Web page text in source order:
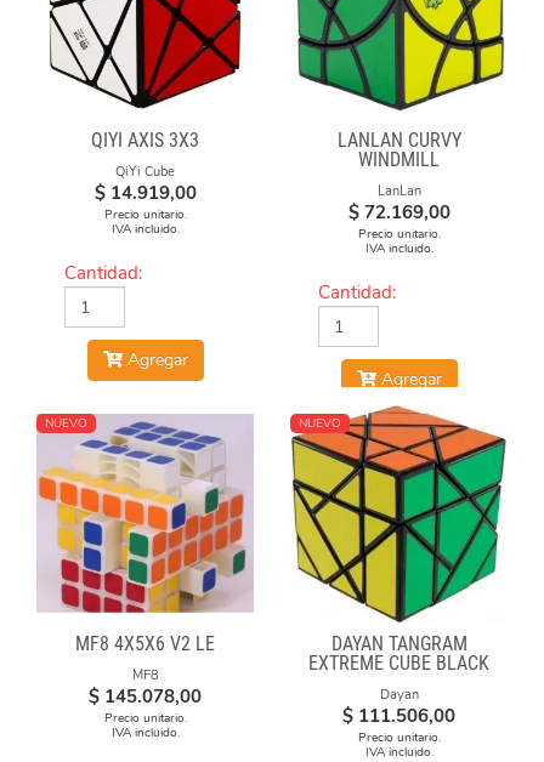
QIYI AXIS 3X3
QiYi Cube
$ 14.919,00
Precio unitario.
IVA incluido.
Cantidad:
Agregar
LANLAN CURVY
WINDMILL
LanLan
$ 72.169,00
Precio unitario.
IVA incluido.
Cantidad:
Agregar
NUEVO
MF8 4X5X6 V2 LE
MF8
$ 145.078,00
Precio unitario.
IVA incluido.
NUEVO
DAYAN TANGRAM
EXTREME CUBE BLACK
Dayan
$ 111.506,00
Precio unitario.
IVA incluido.